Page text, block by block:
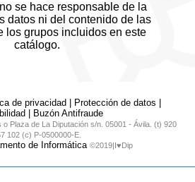
se hace responsable de la
datos ni del contenido de las
los grupos incluidos en este
catálogo.
de privacidad Protección de datos
Buzón Antifraude
Plaza de La Diputación s/n. 05001 - Ávila. (t) 920
102 (c) P-0500000-E.
de Informática ©2019|I♥Dip